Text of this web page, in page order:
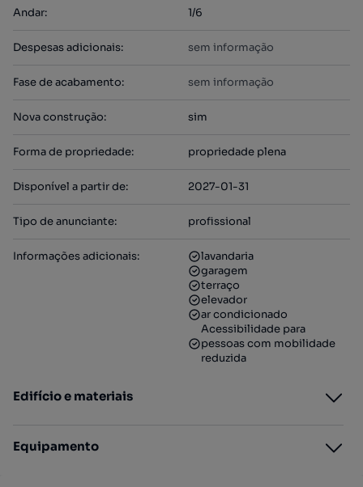
Andar: 1/6
Despesas adicionais: sem informação
Fase de acabamento: sem informação
Nova construção: sim
Forma de propriedade: propriedade plena
Disponível a partir de: 2027-01-31
Tipo de anunciante: profissional
Informações adicionais:
lavandaria
garagem
terraço
elevador
ar condicionado
Acessibilidade para
pessoas com mobilidade
reduzida
Edifício e materiais
Equipamento